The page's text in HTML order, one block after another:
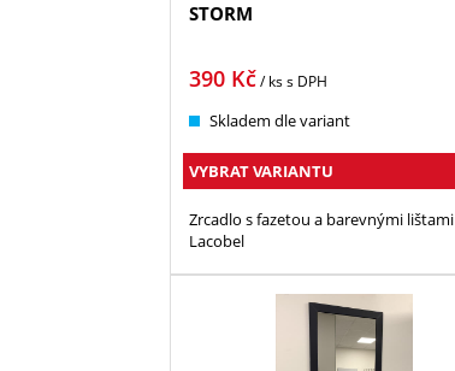
STORM
390Kč/ kss DPH
Skladem dle variant
VYBRAT VARIANTU
Zrcadlo s fazetou a barevnými lištami
Lacobel